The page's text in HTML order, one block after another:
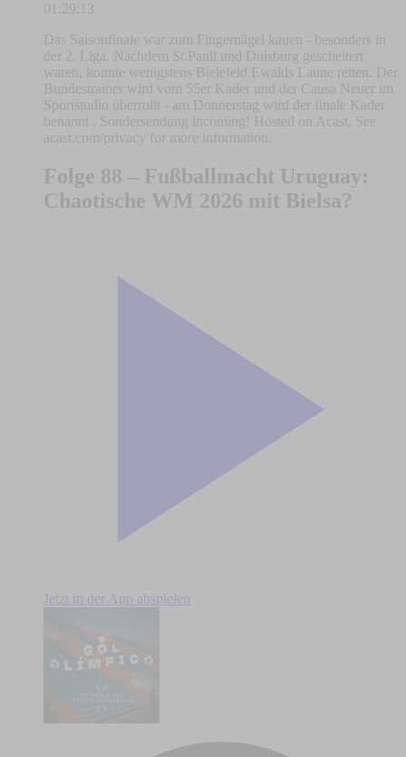
01:29:13
Das Saisonfinale war zum Fingernägel kauen - besonders in
der 2. Liga. Nachdem St.Pauli und Duisburg gescheitert
waren, konnte wenigstens Bielefeld Ewalds Laune retten. Der
Bundestrainer wird vom 55er Kader und der Causa Neuer im
Sportstudio überrollt - am Donnerstag wird der finale Kader
benannt . Sondersendung incoming! Hosted on Acast. See
acast.com/privacy for more information.
Folge 88 – Fußballmacht Uruguay:
Chaotische WM 2026 mit Bielsa?
Jetzt in der App abspielen